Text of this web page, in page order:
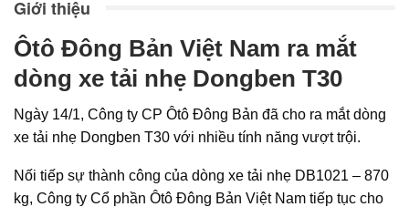
Giới thiệu
Ôtô Đông Bản Việt Nam ra mắt
dòng xe tải nhẹ Dongben T30
Ngày 14/1, Công ty CP Ôtô Đông Bản đã cho ra mắt dòng
xe tải nhẹ Dongben T30 với nhiều tính năng vượt trội.
Nối tiếp sự thành công của dòng xe tải nhẹ DB1021 – 870
kg, Công ty Cổ phần Ôtô Đông Bản Việt Nam tiếp tục cho